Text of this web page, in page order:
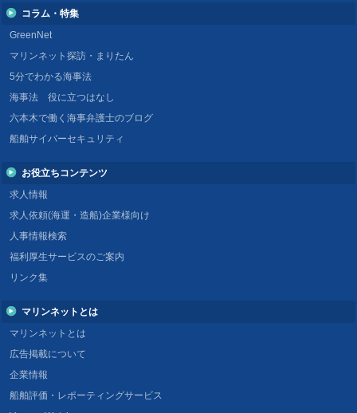
コラム・特集
GreenNet
マリンネット探訪・まりたん
5分でわかる海事法
海事法 役に立つはなし
六本木で働く海事弁護士のブログ
船舶サイバーセキュリティ
お役立ちコンテンツ
求人情報
求人依頼(海運・造船)企業様向け
人事情報検索
福利厚生サービスのご案内
リンク集
マリンネットとは
マリンネットとは
広告掲載について
企業情報
船舶評価・レポーティングサービス